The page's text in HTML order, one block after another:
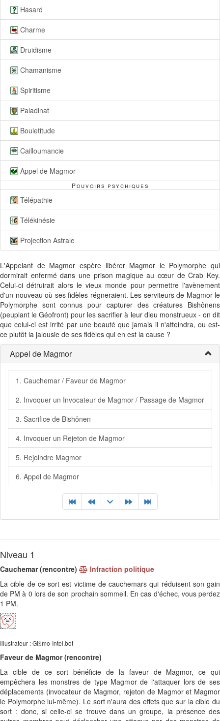
Hasard
Charme
Druidisme
Chamanisme
Spiritisme
Paladinat
Bouletitude
Cailloumancie
Appel de Magmor
Pouvoirs psychiques
Télépathie
Télékinésie
Projection Astrale
L'Appelant de Magmor espère libérer Magmor le Polymorphe qui
dormirait enfermé dans une prison magique au cœur de Crab Key.
Celui-ci détruirait alors le vieux monde pour permettre l'avènement
d'un nouveau où ses fidèles régneraient. Les serviteurs de Magmor le
Polymorphe sont connus pour capturer des créatures Bishônens
(peuplant le Géofront) pour les sacrifier à leur dieu monstrueux - on dit
que celui-ci est irrité par une beauté que jamais il n'atteindra, ou est-
ce plutôt la jalousie de ses fidèles qui en est la cause ?
Appel de Magmor
1. Cauchemar / Faveur de Magmor
2. Invoquer un Invocateur de Magmor / Passage de Magmor
3. Sacrifice de Bishônen
4. Invoquer un Rejeton de Magmor
5. Rejoindre Magmor
6. Appel de Magmor
Niveau 1
Cauchemar (rencontre)
Infraction politique
La cible de ce sort est victime de cauchemars qui réduisent son gain
de PM à 0 lors de son prochain sommeil. En cas d'échec, vous perdez
1 PM.
Illustrateur : Gi$mo-Intel.bot
Faveur de Magmor (rencontre)
La cible de ce sort bénéficie de la faveur de Magmor, ce qui
empêchera les monstres de type Magmor de l'attaquer lors de ses
déplacements (invocateur de Magmor, rejeton de Magmor et Magmor
le Polymorphe lui-même). Le sort n'aura des effets que sur la cible du
sort : donc, si celle-ci se trouve dans un groupe, la présence des